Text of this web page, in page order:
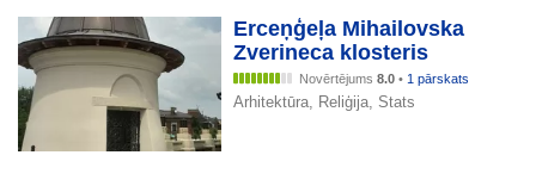
Erceņģeļa Mihailovska
Zverineca klosteris
Novērtējums 8.0 • 1 pārskats
Arhitektūra, Reliģija, Stats